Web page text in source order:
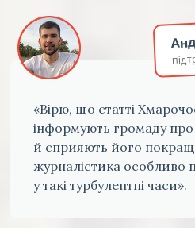
«Вірю, що статті
інформують громаду про
й сприяють його
журналістика особливо
у такі турбулентні часи».